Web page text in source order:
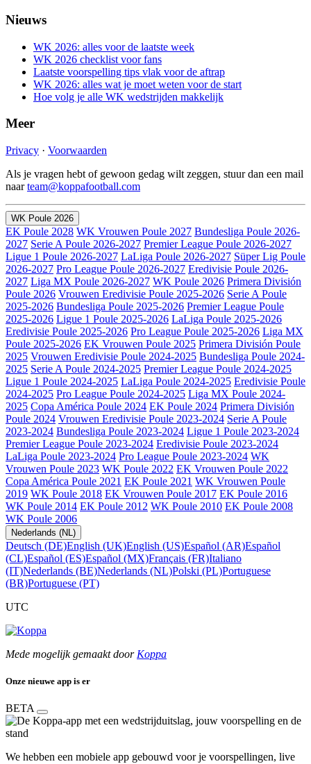
Nieuws
WK 2026: alles voor de laatste week
WK 2026 checklist voor fans
Laatste voorspelling tips vlak voor de aftrap
WK 2026: alles wat je moet weten voor de start
Hoe volg je alle WK wedstrijden makkelijk
Meer
Privacy · Voorwaarden
Als je vragen hebt of gewoon gedag wilt zeggen, stuur dan een mail
naarteam@koppafootball.com
WK Poule 2026
EK Poule 2028 WK Vrouwen Poule 2027 Bundesliga Poule 2026-
2027 Serie A Poule 2026-2027 Premier League Poule 2026-2027
Ligue 1 Poule 2026-2027 LaLiga Poule 2026-2027 Süper Lig Poule
2026-2027 Pro League Poule 2026-2027 Eredivisie Poule 2026-
2027 Liga MX Poule 2026-2027 WK Poule 2026 Primera División
Poule 2026 Vrouwen Eredivisie Poule 2025-2026 Serie A Poule
2025-2026 Bundesliga Poule 2025-2026 Premier League Poule
2025-2026 Ligue 1 Poule 2025-2026 LaLiga Poule 2025-2026
Eredivisie Poule 2025-2026 Pro League Poule 2025-2026 Liga MX
Poule 2025-2026 EK Vrouwen Poule 2025 Primera División Poule
2025 Vrouwen Eredivisie Poule 2024-2025 Bundesliga Poule 2024-
2025 Serie A Poule 2024-2025 Premier League Poule 2024-2025
Ligue 1 Poule 2024-2025 LaLiga Poule 2024-2025 Eredivisie Poule
2024-2025 Pro League Poule 2024-2025 Liga MX Poule 2024-
2025 Copa América Poule 2024 EK Poule 2024 Primera División
Poule 2024 Vrouwen Eredivisie Poule 2023-2024 Serie A Poule
2023-2024 Bundesliga Poule 2023-2024 Ligue 1 Poule 2023-2024
Premier League Poule 2023-2024 Eredivisie Poule 2023-2024
LaLiga Poule 2023-2024 Pro League Poule 2023-2024 WK
Vrouwen Poule 2023 WK Poule 2022 EK Vrouwen Poule 2022
Copa América Poule 2021 EK Poule 2021 WK Vrouwen Poule
2019 WK Poule 2018 EK Vrouwen Poule 2017 EK Poule 2016
WK Poule 2014 EK Poule 2012 WK Poule 2010 EK Poule 2008
WK Poule 2006
Nederlands (NL)
Deutsch (DE)English (UK)English (US)Español (AR)Español
(CL)Español (ES)Español (MX)Français (FR)Italiano
(IT)Nederlands (BE)Nederlands (NL)Polski (PL)Portuguese
(BR)Portuguese (PT)
UTC
Mede mogelijk gemaakt door Koppa
Onze nieuwe app is er
BETA
We hebben een mobiele app gebouwd voor je voorspellingen, live